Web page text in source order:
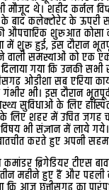
मौजूद थे। शहीद कर्नल
के बाद कलेक्टोरेट के ऊपरी
शुरुआत कोसा
में शुरू हुई, इस दौरान
वाली समस्याओं को एक
गया कि उनकी
ओडीशा सब एरिया
भी। इस दौरान
सुविधाओं के लिए
लिए शहर में उचित जगह
भी संज्ञान में लाये
करते हुए अपनी
ब्रिगेडियर टीएस
महीने हुए हैं और पहली